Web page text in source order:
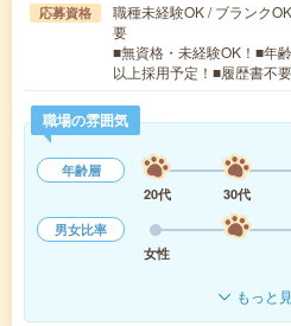
応募資格
職種未経験OK / ブランク
要
■無資格・未経験OK！■年
以上採用予定！■履歴書不
職場の雰囲気
年齢層
20代
30代
男女比率
女性
もっと